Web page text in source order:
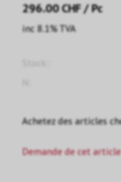
296.00CHF/ Pc
inc 8.1% TVA
Achetez des articles
Demande de cet